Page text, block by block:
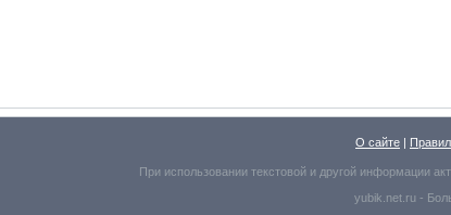
По
Надо же,
25.10.2018 -
О сайте |
При использовании текстовой и другой информации
yubik.net.ru -